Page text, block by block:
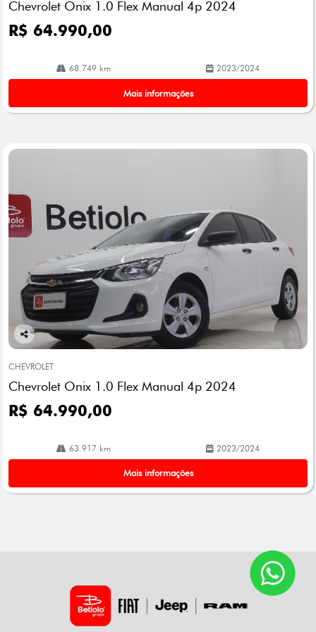
lhe
Chevrolet Onix 1.0 Flex Manual 4p 2024
R$ 64.990,00
68.749 km 2023/2024
Mais informações
Co
arti
lhe
CHEVROLET
Chevrolet Onix 1.0 Flex Manual 4p 2024
R$ 64.990,00
63.917 km 2023/2024
Mais informações